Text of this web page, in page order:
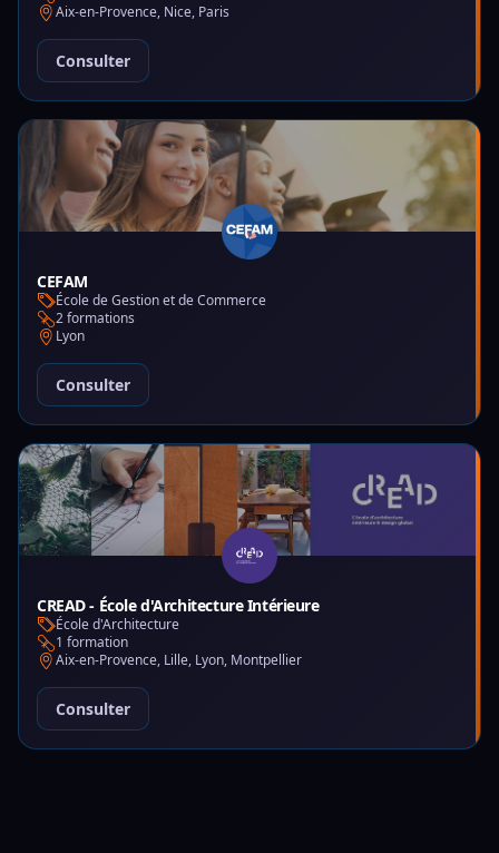
Aix-en-Provence, Nice, Paris
Consulter
CEFAM
École de Gestion et de Commerce
2 formations
Lyon
Consulter
CREAD - École d'Architecture Intérieure
École d'Architecture
1 formation
Aix-en-Provence, Lille, Lyon, Montpellier
Consulter